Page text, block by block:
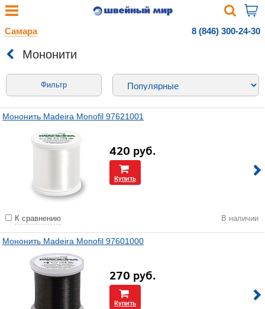
Самара 8 (846) 300-24-30
Мононити
Фильтр
Мононить Madeira Monofil 97621001
420 руб.
Купить
К сравнению В наличии
Мононить Madeira Monofil 97601000
270 руб.
Купить